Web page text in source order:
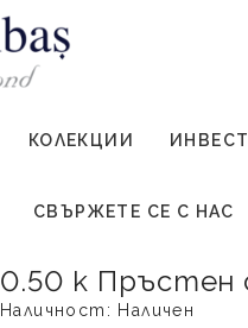
КОЛЕКЦИИ
СВЪРЖЕТЕ СЕ С НАС
0.50 к Пръстен
Наличност: Наличен